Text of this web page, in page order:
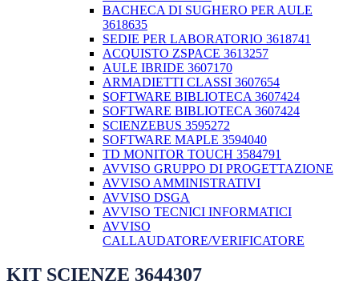
BACHECA DI SUGHERO PER AULE
3618635
SEDIE PER LABORATORIO 3618741
ACQUISTO ZSPACE 3613257
AULE IBRIDE 3607170
ARMADIETTI CLASSI 3607654
SOFTWARE BIBLIOTECA 3607424
SOFTWARE BIBLIOTECA 3607424
SCIENZEBUS 3595272
SOFTWARE MAPLE 3594040
TD MONITOR TOUCH 3584791
AVVISO GRUPPO DI PROGETTAZIONE
AVVISO AMMINISTRATIVI
AVVISO DSGA
AVVISO TECNICI INFORMATICI
AVVISO
CALLAUDATORE/VERIFICATORE
KIT SCIENZE 3644307